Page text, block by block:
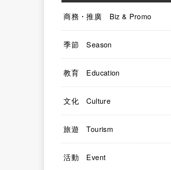
商務・推廣 Biz & Promo
季節 Season
教育 Education
文化 Culture
旅遊 Tourism
活動 Event